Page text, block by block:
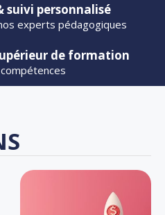
suivi personnalisé
experts pédagogiques
de formation